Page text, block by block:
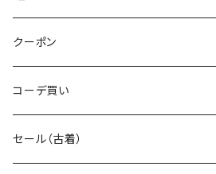
クーポン
コーデ買い
セール（古着）